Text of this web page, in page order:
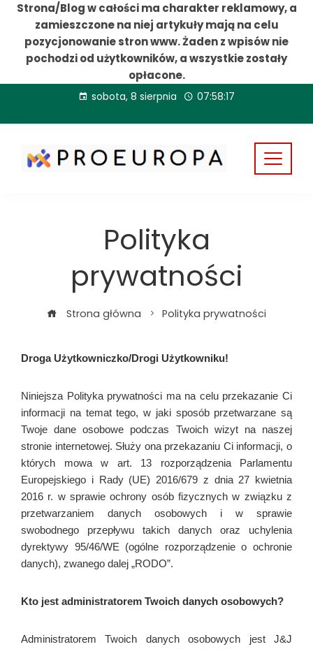
Strona/Blog w całości ma charakter reklamowy, a
zamieszczone na niej artykuły mają na celu
pozycjonowanie stron www. Żaden z wpisów nie
pochodzi od użytkowników, a wszystkie zostały
opłacone.
treści
sobota, 8 sierpnia 07:58:17
Polityka
prywatności
Strona główna Polityka prywatności
Droga Użytkowniczko/Drogi Użytkowniku!
Niniejsza Polityka prywatności ma na celu przekazanie Ci
informacji na temat tego, w jaki sposób przetwarzane są
Twoje dane osobowe podczas Twoich wizyt na naszej
stronie internetowej. Służy ona przekazaniu Ci informacji, o
których mowa w art. 13 rozporządzenia Parlamentu
Europejskiego i Rady (UE) 2016/679 z dnia 27 kwietnia
2016 r. w sprawie ochrony osób fizycznych w związku z
przetwarzaniem danych osobowych i w sprawie
swobodnego przepływu takich danych oraz uchylenia
dyrektywy 95/46/WE (ogólne rozporządzenie o ochronie
danych), zwanego dalej „RODO”.
Kto jest administratorem Twoich danych osobowych?
Administratorem Twoich danych osobowych jest J&J